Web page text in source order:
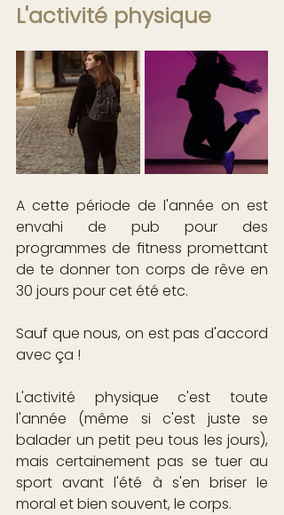
L'activité physique
A cette période de l'année on est
envahi de pub pour des
programmes de fitness promettant
de te donner ton corps de rêve en
30 jours pour cet été etc.
Sauf que nous, on est pas d'accord
avec ça !
L'activité physique c'est toute
l'année (même si c'est juste se
balader un petit peu tous les jours),
mais certainement pas se tuer au
sport avant l'été à s'en briser le
moral et bien souvent, le corps.